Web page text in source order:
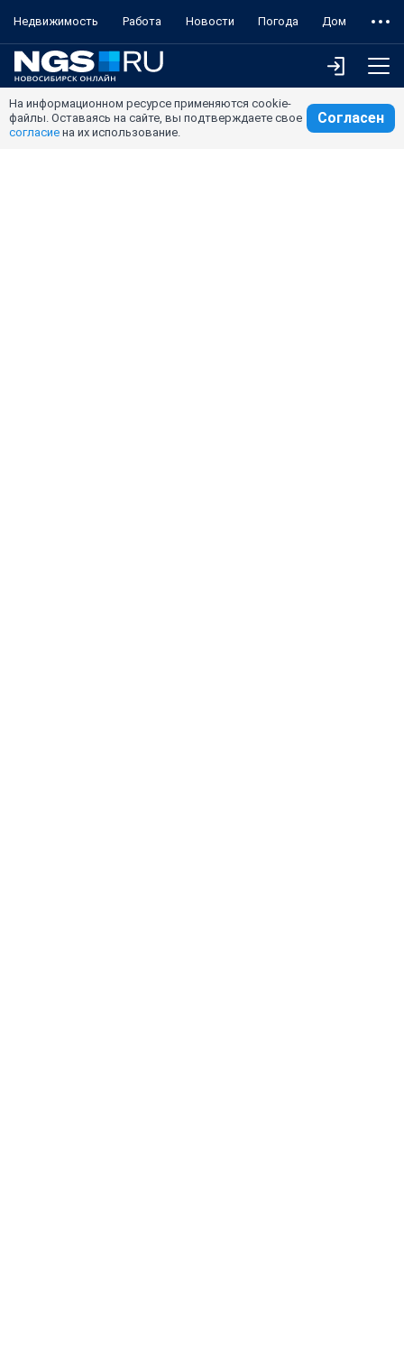
Недвижимость Работа Новости Погода Дом
На информационном ресурсе применяются cookie-
файлы. Оставаясь на сайте, вы подтверждаете свое
согласие на их использование.
Согласен